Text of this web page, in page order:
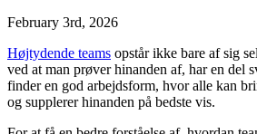
February 3rd, 2026
Højtydende teams opstår ikke bare af sig
ved at man prøver hinanden af, har en del
finder en god arbejdsform, hvor alle kan
og supplerer hinanden på bedste vis.